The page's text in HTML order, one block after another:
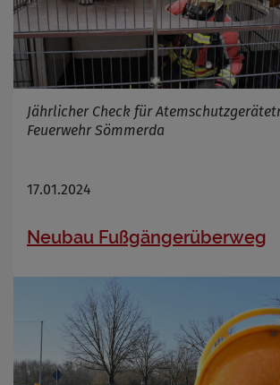
Jährlicher Check für
Feuerwehr Sömmerda
17.01.2024
Neubau Fußgängerüberweg